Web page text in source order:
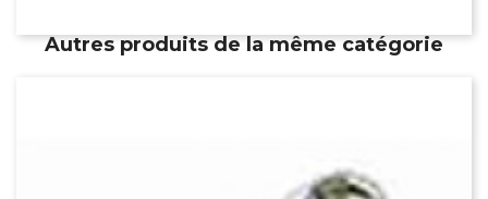
Autres produits de la même catégorie